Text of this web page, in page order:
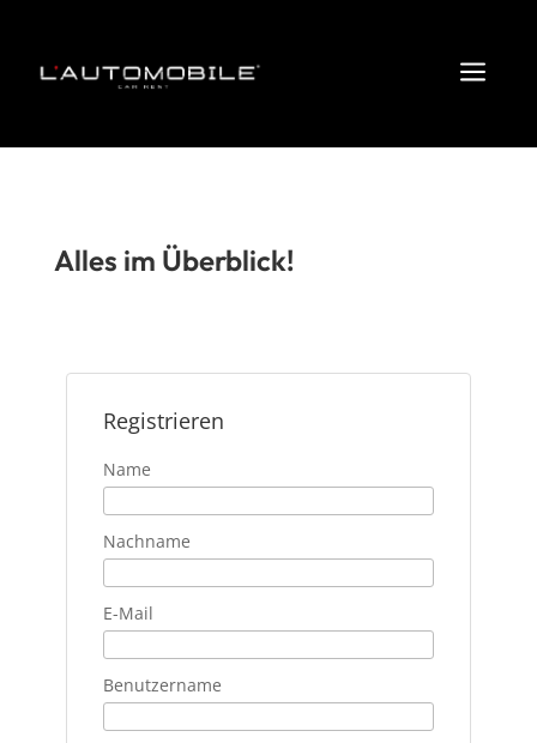
a
Alles im Überblick!
Registrieren
Name
Nachname
E-Mail
Benutzername